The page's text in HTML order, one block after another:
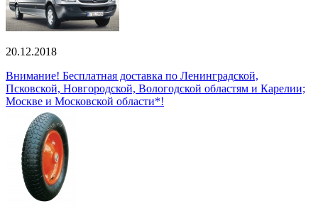
20.12.2018
Внимание! Бесплатная доставка по Ленинградской,
Псковской, Новгородской, Вологодской областям и Карелии;
Москве и Московской области*!